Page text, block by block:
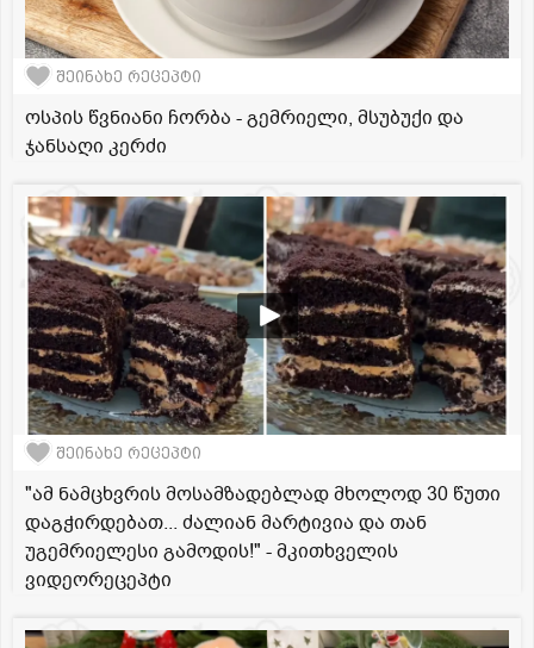
შეინახე რეცეპტი
ოსპის წვნიანი ჩორბა - გემრიელი, მსუბუქი და
ჯანსაღი კერძი
შეინახე რეცეპტი
"ამ ნამცხვრის მოსამზადებლად მხოლოდ 30 წუთი
დაგჭირდებათ... ძალიან მარტივია და თან
უგემრიელესი გამოდის!" - მკითხველის
ვიდეორეცეპტი